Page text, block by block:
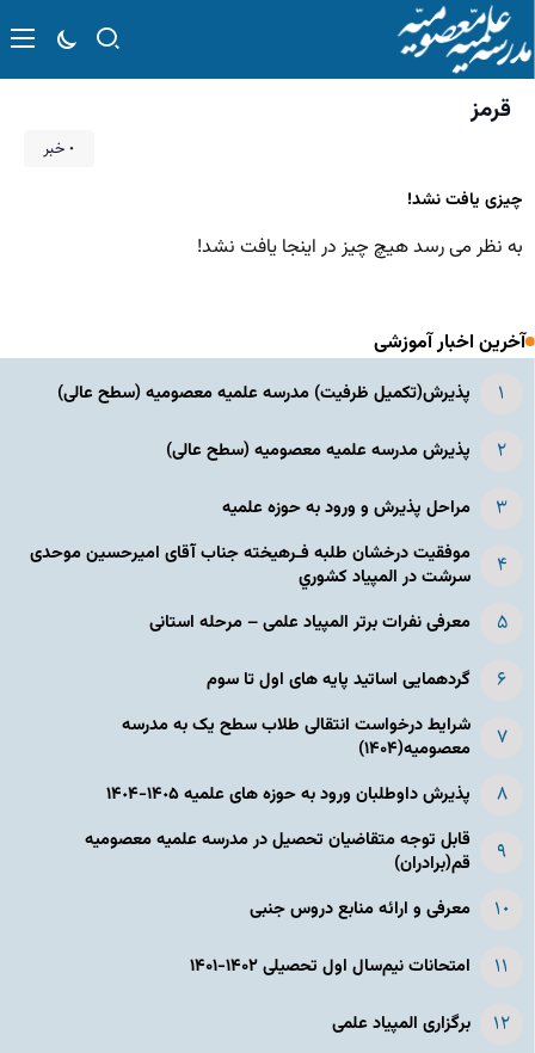
قرمز
۰ خبر
چیزی یافت نشد!
به نظر می رسد هیچ چیز در اینجا یافت نشد!
آخرین اخبار آموزشی
پذیرش(تکمیل ظرفیت) مدرسه علمیه معصومیه‌ (سطح عالی)
پذیرش مدرسه علمیه معصومیه‌ (سطح عالی)
مراحل پذیرش و ورود به حوزه علمیه
موفقیت درخشان طلبه فـرهیخته جناب آقای امیرحسین موحدی
سرشت در المپياد كشوري
معرفی نفرات برتر المپیاد علمی – مرحله استانی
گردهمایی اساتید پایه های اول تا سوم
شرایط درخواست انتقالی طلاب سطح یک به مدرسه
معصومیه(۱۴۰۴)
پذیرش داوطلبان ورود به حوزه های علمیه ١۴٠۵-١۴٠۴
قابل توجه متقاضیان تحصیل در مدرسه علمیه معصومیه
قم(برادران)
معرفی و ارائه منابع دروس جنبی
امتحانات نیم‌سال اول تحصیلی ۱۴۰۲-۱۴۰۱
برگزاری المپیاد علمی